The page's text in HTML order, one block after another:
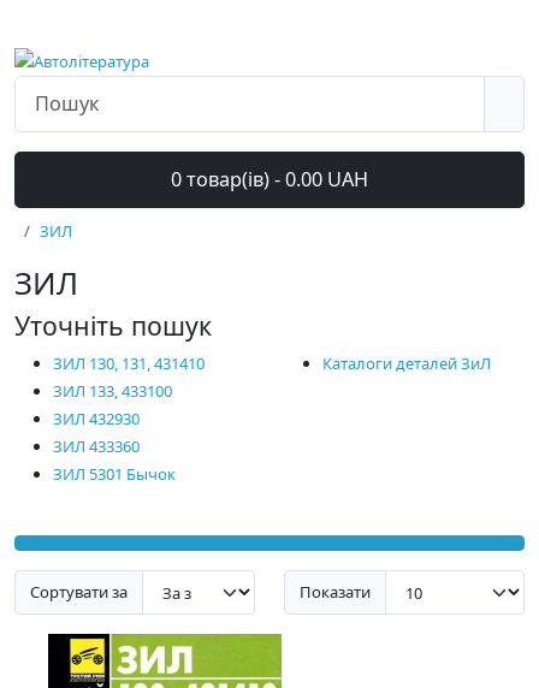
0 товар(ів) - 0.00 UAH
ЗИЛ
ЗИЛ
Уточніть пошук
ЗИЛ 130, 131, 431410
ЗИЛ 133, 433100
ЗИЛ 432930
ЗИЛ 433360
ЗИЛ 5301 Бычок
Каталоги деталей ЗиЛ
Сортувати за Показати